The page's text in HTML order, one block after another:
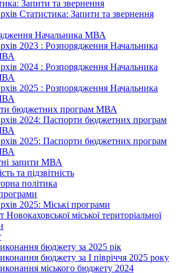
Запити та звернення
Статистика: Запити та звернення
Начальника МВА
2023 : Розпорядження Начальника
2024 : Розпорядження Начальника
2025 : Розпорядження Начальника
бюджетних програм МВА
2024: Паспорти бюджетних програм
2025: Паспорти бюджетних програм
запити МВА
та підзвітність
політика
2025: Міські програми
Новокаховської міської територіальної
бюджету за 2025 рік
бюджету за І півріччя 2025 року
міського бюджету 2024